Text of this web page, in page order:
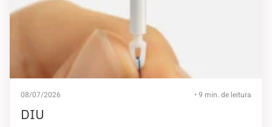
08/07/2026 • 9 min. de leitura
DIU